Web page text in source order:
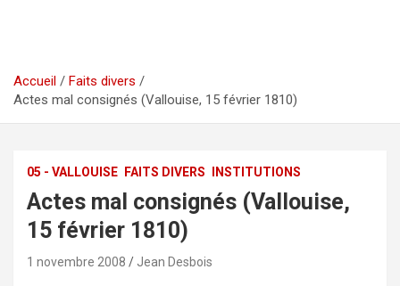
Accueil
Faits divers
Actes mal consignés (Vallouise, 15 février 1810)
05 - VALLOUISE FAITS DIVERS INSTITUTIONS
Actes mal consignés (Vallouise,
15 février 1810)
1 novembre 2008 Jean Desbois